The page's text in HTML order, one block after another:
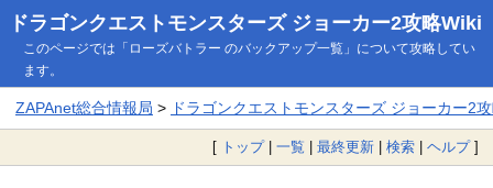
ドラゴンクエストモンスターズ ジョーカー2攻略Wiki
このページでは「ローズバトラー のバックアップ一覧」について攻略してい
ます。
ZAPAnet総合情報局 > ドラゴンクエストモンスターズ ジョーカー2
[ トップ| 一覧 | 最終更新 | 検索 | ヘルプ]